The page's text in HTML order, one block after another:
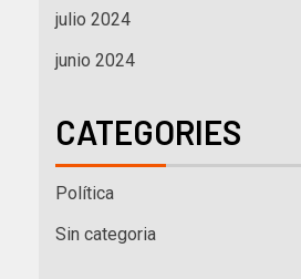
julio 2024
junio 2024
CATEGORIES
Política
Sin categoria